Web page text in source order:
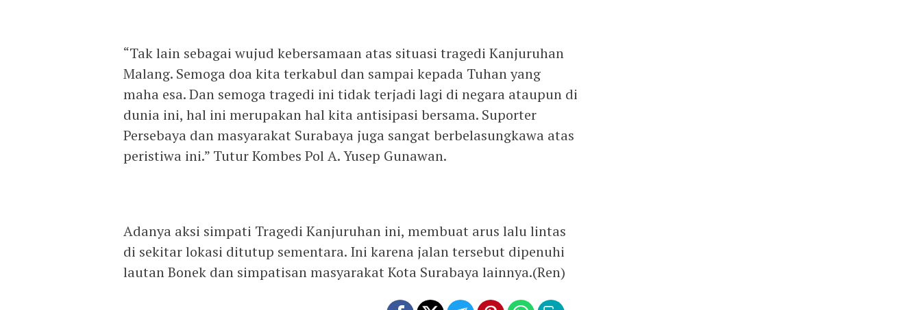
“Tak lain sebagai wujud kebersamaan atas situasi tragedi Kanjuruhan
Malang. Semoga doa kita terkabul dan sampai kepada Tuhan yang
maha esa. Dan semoga tragedi ini tidak terjadi lagi di negara ataupun di
dunia ini, hal ini merupakan hal kita antisipasi bersama. Suporter
Persebaya dan masyarakat Surabaya juga sangat berbelasungkawa atas
peristiwa ini.” Tutur Kombes Pol A. Yusep Gunawan.
Adanya aksi simpati Tragedi Kanjuruhan ini, membuat arus lalu lintas
di sekitar lokasi ditutup sementara. Ini karena jalan tersebut dipenuhi
lautan Bonek dan simpatisan masyarakat Kota Surabaya lainnya.(Ren)